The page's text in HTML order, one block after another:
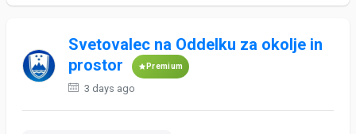
Svetovalec na Oddelku za okolje in
prostor
Premium
3 days ago